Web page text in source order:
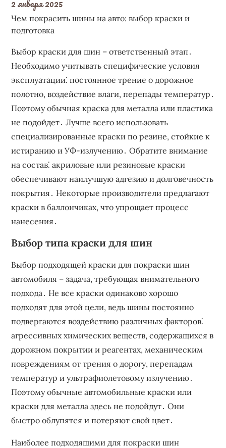
2 января 2025
Чем покрасить шины на авто: выбор краски и
подготовка
Выбор краски для шин – ответственный этап․
Необходимо учитывать специфические условия
эксплуатации⁚ постоянное трение о дорожное
полотно, воздействие влаги, перепады температур․
Поэтому обычная краска для металла или пластика
не подойдет․ Лучше всего использовать
специализированные краски по резине, стойкие к
истиранию и УФ-излучению․ Обратите внимание
на состав⁚ акриловые или резиновые краски
обеспечивают наилучшую адгезию и долговечность
покрытия․ Некоторые производители предлагают
краски в баллончиках, что упрощает процесс
нанесения․
Выбор типа краски для шин
Выбор подходящей краски для покраски шин
автомобиля – задача, требующая внимательного
подхода․ Не все краски одинаково хорошо
подходят для этой цели, ведь шины постоянно
подвергаются воздействию различных факторов⁚
агрессивных химических веществ, содержащихся в
дорожном покрытии и реагентах, механическим
повреждениям от трения о дорогу, перепадам
температур и ультрафиолетовому излучению․
Поэтому обычные автомобильные краски или
краски для металла здесь не подойдут․ Они
быстро облупятся и потеряют свой цвет․
Наиболее подходящими для покраски шин